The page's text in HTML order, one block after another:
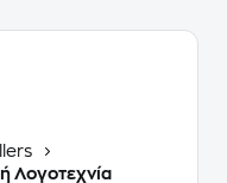
Λογοτεχνία